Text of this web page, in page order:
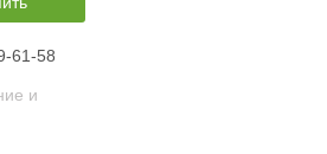
61-58
и